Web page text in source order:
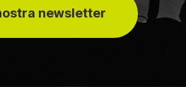
newsletter